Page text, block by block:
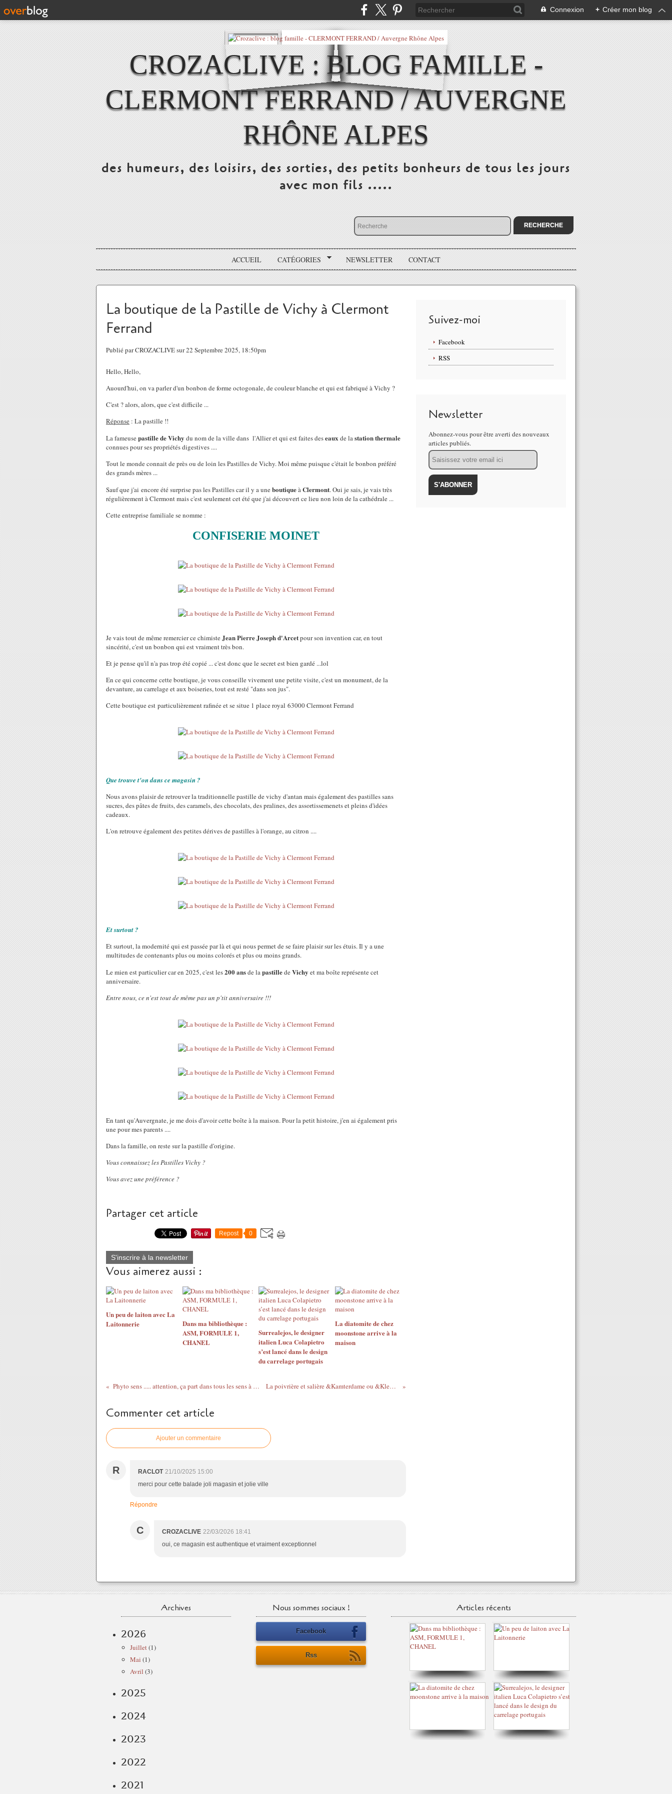
Connexion + Créer mon blog
CROZACLIVE : BLOG FAMILLE -
CLERMONT FERRAND / AUVERGNE
RHÔNE ALPES
des humeurs, des loisirs, des sorties, des petits bonheurs de tous les jours
avec mon fils .....
ACCUEIL CATÉGORIES NEWSLETTER CONTACT
La boutique de la Pastille de Vichy à Clermont
Ferrand
Publié par CROZACLIVE sur 22 Septembre 2025, 18:50pm
Hello, Hello,
Auourd'hui, on va parler d'un bonbon de forme octogonale, de couleur blanche et qui est fabriqué à Vichy ?
C'est ? alors, alors, que c'est difficile ...
Réponse : La pastille !!
La fameusepastilledeVichy du nom de la ville dans l'Allier et qui est faites deseaux de lastationthermale
connues pour ses propriétés digestives ....
Tout le monde connait de près ou de loin les Pastilles de Vichy. Moi même puisque c'était le bonbon préféré
des grands mères ...
Sauf que j'ai encore été surprise pas les Pastilles car il y a uneboutiqueàClermont. Oui je sais, je vais très
régulièrement à Clermont mais c'est seulement cet été que j'ai découvert ce lieu non loin de la cathédrale ...
Cette entreprise familiale se nomme :
CONFISERIE MOINET
Je vais tout de même remercier ce chimisteJeanPierreJoseph d'Arcetpour son invention car, en tout
sincérité, c'est un bonbon qui est vraiment très bon.
Et je pense qu'il n'a pas trop été copié ... c'est donc que le secret est bien gardé ...lol
En ce qui concerne cette boutique, je vous conseille vivement une petite visite, c'est un monument, de la
devanture, au carrelage et aux boiseries, tout est resté "dans son jus".
Cette boutique est particulièrement rafinée et se situe 1 place royal 63000 Clermont Ferrand
Que trouve t'on dans ce magasin ?
Nous avons plaisir de retrouver la traditionnelle pastille de vichy d'antan mais également des pastilles sans
sucres, des pâtes de fruits, des caramels, des chocolats, des pralines, des assortissemenets et pleins d'idées
cadeaux.
L'on retrouve également des petites dérives de pastilles à l'orange, au citron ....
Et surtout ?
Et surtout, la modernité qui est passée par là et qui nous permet de se faire plaisir sur les étuis. Il y a une
multitudes de contenants plus ou moins colorés et plus ou moins grands.
Le mien est particulier car en 2025, c'est les200ansde lapastilledeVichy et ma boîte représente cet
anniversaire.
Entre nous, ce n'est tout de même pas un p'tit anniversaire !!!
En tant qu'Auvergnate, je me dois d'avoir cette boîte à la maison. Pour la petit histoire, j'en ai également pris
une pour mes parents ....
Dans la famille, on reste sur la pastille d'origine.
Vous connaissez les Pastilles Vichy ?
Vous avez une préférence ?
Partager cet article
Repost 0
S'inscrire à la newsletter
Vous aimerez aussi :
Un peu de laiton avec La
Laitonnerie
Dans ma bibliothèque :
ASM, FORMULE 1,
CHANEL
Surrealejos, le designer
italien Luca Colapietro
s’est lancé dans le design
du carrelage portugais
La diatomite de chez
moonstone arrive à la
maison
Phyto sens ..... attention, ça part dans tous les sens à Riom La poivrière et salière &Kamterdame ou &Klevering
Commenter cet article
Ajouter un commentaire
R RACLOT 21/10/2025 15:00
merci pour cette balade joli magasin et jolie ville
Répondre
C CROZACLIVE 22/03/2026 18:41
oui, ce magasin est authentique et vraiment exceptionnel
Suivez-moi
Facebook
RSS
Newsletter
Abonnez-vous pour être averti des nouveaux
articles publiés.
Email
Archives
2026
Juillet(1)
Mai (1)
Avril (3)
2025
2024
2023
2022
2021
Nous sommes sociaux !
Facebook
Rss
Articles récents